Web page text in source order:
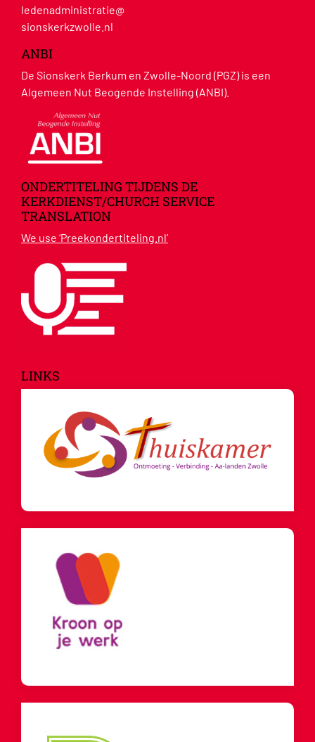
ledenadministratie@
sionskerkzwolle.nl
ANBI
De Sionskerk Berkum en Zwolle-Noord (PGZ) is een
Algemeen Nut Beogende Instelling (ANBI).
ONDERTITELING TIJDENS DE
KERKDIENST/CHURCH SERVICE
TRANSLATION
We use ‘Preekondertiteling.nl’
LINKS